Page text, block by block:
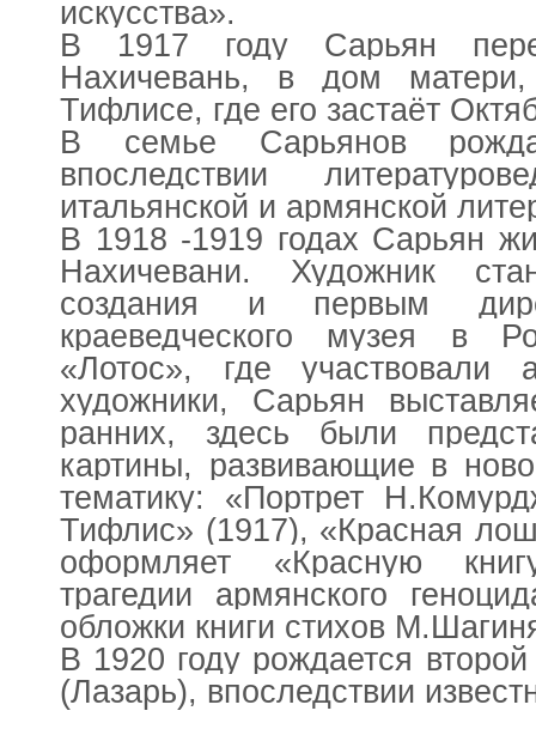
искусства».
В 1917 году Сарьян
Нахичевань, в дом
Тифлисе, где его застаёт
В семье Сарьянов
впоследствии
итальянской и армянской
В 1918 -1919 годах Сарьян
Нахичевани. Художник
создания и первым
краеведческого музея в
«Лотос», где участвовали
художники, Сарьян
ранних, здесь были
картины, развивающие в
тематику: «Портрет
Тифлис» (1917), «Красная
оформляет «Красную
трагедии армянского
обложки книги стихов
В 1920 году рождается
(Лазарь), впоследствии